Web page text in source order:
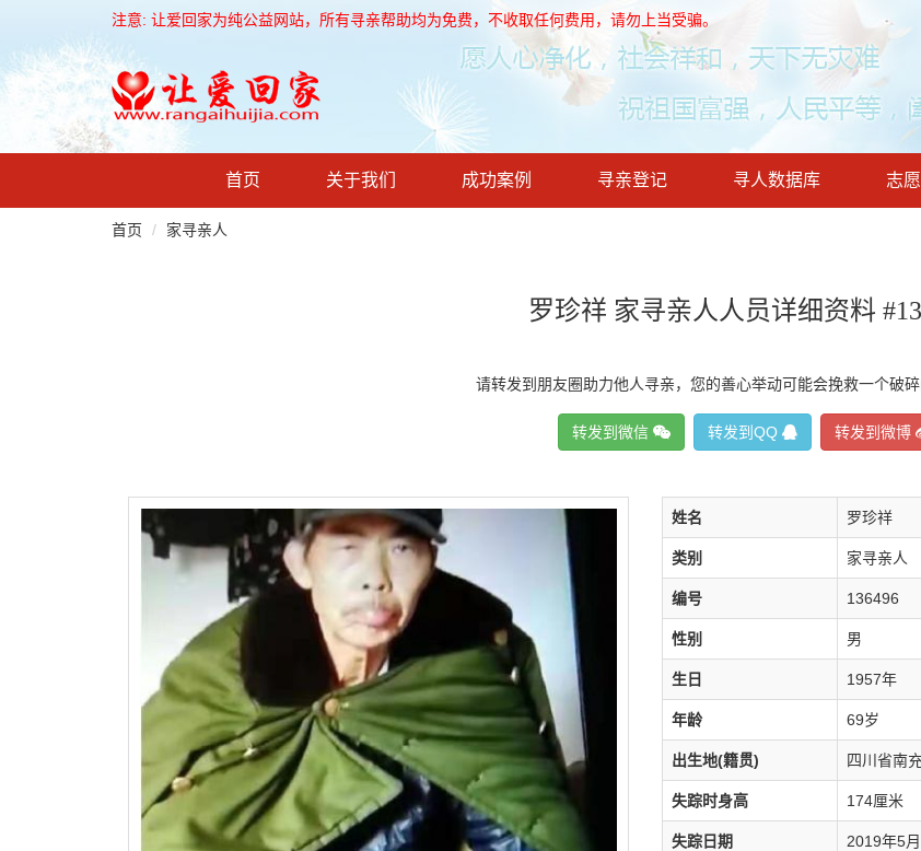
注意: 让爱回家为纯公益网站，所有寻亲帮助均为免费，不收取任何费用，请勿上当受骗。
首页 关于我们 成功案例 寻亲登记 寻人数据库 志
首页 家寻亲人
罗珍祥 家寻亲人人员详细资料
请转发到朋友圈助力他人寻亲，您的善心举动可能会挽救一个破碎
转发到微信 转发到QQ 转发到微博
姓名 罗珍祥
类别 家寻亲人
编号 136496
性别 男
生日 1957年
年龄 69岁
出生地(籍贯) 四川省南
失踪时身高 174厘米
失踪日期 2019年5